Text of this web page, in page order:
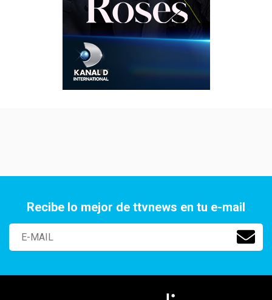
Recibe lo mejor de ttvnews en tu e-mail